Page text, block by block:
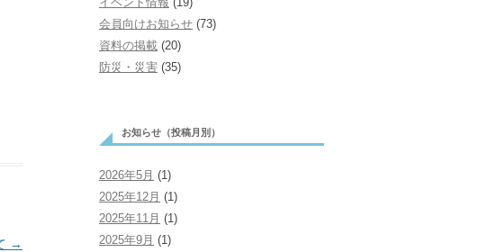
→
会員向けお知らせ (73)
資料の掲載 (20)
防災・災害 (35)
お知らせ（投稿月別）
2026年5月 (1)
2025年12月 (1)
2025年11月 (1)
2025年9月 (1)